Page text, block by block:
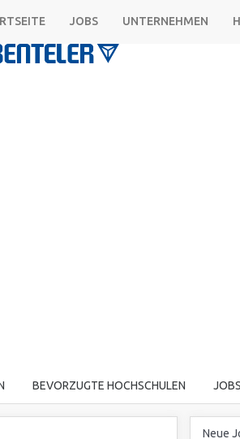
JOBS UNTERNEHMEN
BEVORZUGTE HOCHSCHULEN JOBS
Neue